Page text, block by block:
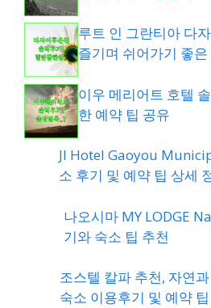
루트 인 그란티아 다
즐기며 쉬어가기 좋은
이우 메리어트 호텔
한 예약 팁 공유
JI Hotel Gaoyou
소 후기 및 예약 팁 상세
나오시마 MY LODGE
기와 숙소 팁 추천
조스텔 칼파 추천, 자연
숙소 이용후기 및 예약 팁